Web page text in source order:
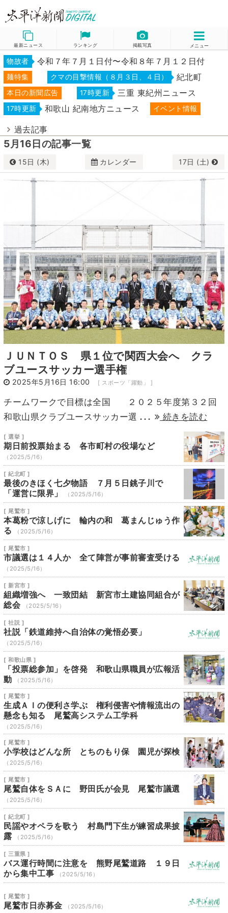
最新ニュース ランキング 掲載写真 メニュー
物故者 令和７年７月１日付〜令和８年７月１２日付
麺特集 クマの目撃情報（８月３日、４日） 紀北町
本日の新聞広告 17時更新 三重 東紀州ニュース
17時更新 和歌山 紀南地方ニュース イベント情報
過去記事
5月16日の記事一覧
15日 (木) カレンダー 17日 (土)
水
4
5 6 7 8 9
10
11
12 13 14 15 16
17
18
19 20 21 22 23
24
25
26 27 28 29 30 31
ＪＵＮＴＯＳ 県１位で関西大会へ クラ
ブユースサッカー選手権
2025年5月16日 16:00 [ スポーツ「躍動」 ]
チームワークで目標は全国 ２０２５年度第３２回
和歌山県クラブユースサッカー選 ... 続きを読む
[ 選挙 ]
期日前投票始まる 各市町村の役場など
（2025/5/16）
[ 紀北町 ]
最後のきほく七夕物語 ７月５日銚子川で
「運営に限界」
（2025/5/16）
[ 尾鷲市 ]
本葛粉で涼しげに 輪内の和 葛まんじゅう作
る
（2025/5/16）
[ 尾鷲市 ]
市議選は１４人か 全て陣営が事前審査受ける
（2025/5/16）
[ 新宮市 ]
組織増強へ 一致団結 新宮市土建協同組合が
総会
（2025/5/16）
[ 社説 ]
社説「鉄道維持へ自治体の覚悟必要」
（2025/5/16）
[ 和歌山県 ]
「投票総参加」を啓発 和歌山県職員が広報活
動
（2025/5/16）
[ 尾鷲市 ]
生成ＡＩの便利さ学ぶ 権利侵害や情報流出の
懸念も知る 尾鷲高システム工学科
（2025/5/16）
[ 尾鷲市 ]
小学校はどんな所 とちのもり保 園児が探検
（2025/5/16）
[ 尾鷲市 ]
尾鷲自体をＳＡに 野田氏が会見 尾鷲市議選
（2025/5/16）
[ 紀北町 ]
民謡やオペラを歌う 村島門下生が練習成果披
露
（2025/5/16）
[ 三重県 ]
バス運行時間に注意を 熊野尾鷲道路 １９日
から集中工事
（2025/5/16）
[ 尾鷲市 ]
尾鷲市日赤募金 （2025/5/16）